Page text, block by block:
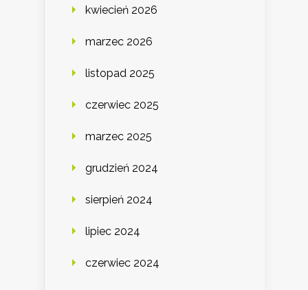
kwiecień 2026
marzec 2026
listopad 2025
czerwiec 2025
marzec 2025
grudzień 2024
sierpień 2024
lipiec 2024
czerwiec 2024